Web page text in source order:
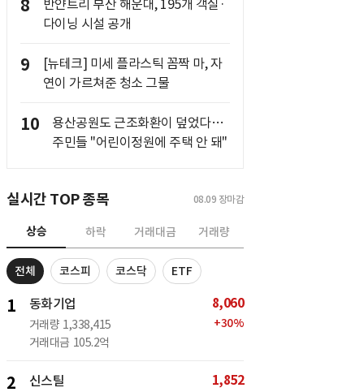
8
반얀트리 부산 해운대, 195개 객실·
다이닝 시설 공개
9
[뉴테크] 미세 플라스틱 꼼짝 마, 자
연이 가르쳐준 청소 그물
10
용산공원도 근조화환이 덮었다…
주민들 "어린이정원에 주택 안 돼"
실시간 TOP 종목 08.09 장마감
상승 하락 거래대금 거래량
전체 코스피 코스닥 ETF
1 동화기업
거래량 1,338,415
거래대금 105.2억
8,060
+30%
2 신스틸 1,852